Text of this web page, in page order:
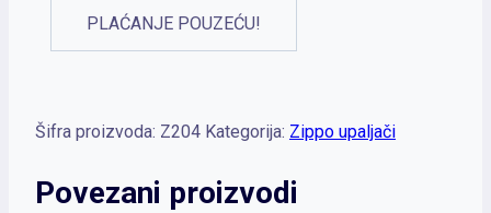
PLAĆANJE POUZEĆU!
Šifra proizvoda: Z204 Kategorija: Zippo upaljači
Povezani proizvodi